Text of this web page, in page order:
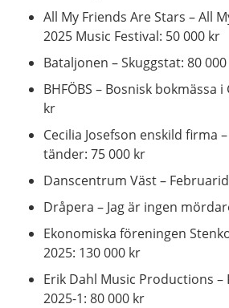
All My Friends Are Stars – All
2025 Music Festival: 50 000 kr
Bataljonen – Skuggstat: 80
BHFÖBS – Bosnisk bokmässa
kr
Cecilia Josefson enskild firma
tänder: 75 000 kr
Danscentrum Väst –
Dråpera – Jag är ingen
Ekonomiska föreningen
2025: 130 000 kr
Erik Dahl Music Productions –
2025-1: 80 000 kr